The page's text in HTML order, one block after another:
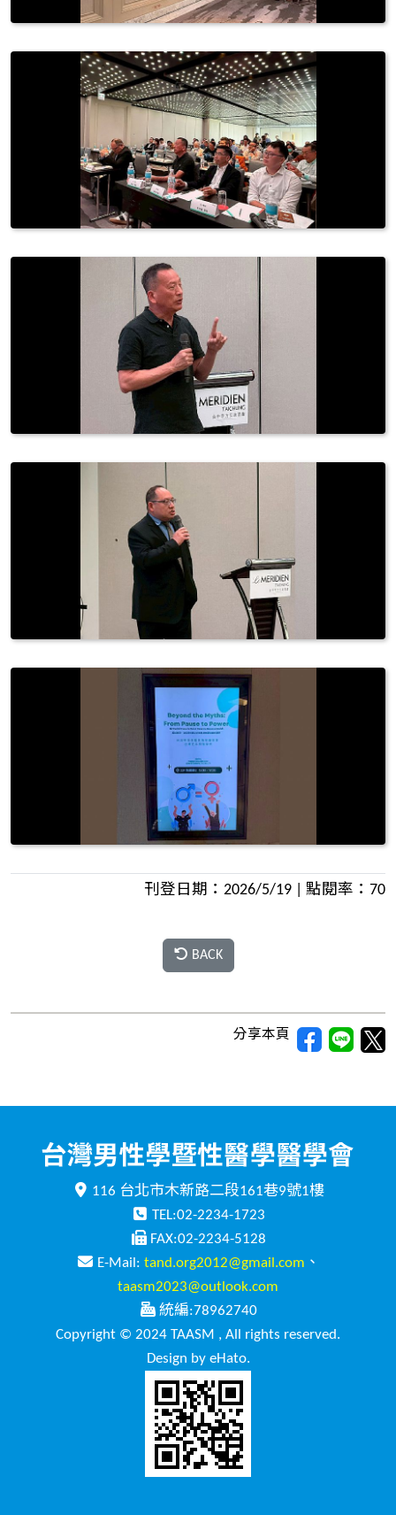
刊登日期：2026/5/19 | 點閱率：70
BACK
分享本頁
116 台北市木新路二段161巷9號1樓
TEL:02-2234-1723
FAX:02-2234-5128
E-Mail: tand.org2012@gmail.com 、
taasm2023@outlook.com
統編:78962740
Copyright © 2024 TAASM , All rights reserved.
Design by eHato.